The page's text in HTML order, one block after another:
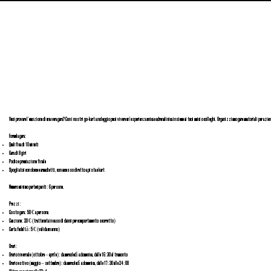
Vuoi provare l’emozione di una vera gara? Con i nostri go-kart a noleggio puoi vivere un’esperienza unica e adrenalinica insieme ai tuoi amici o colleghi. Organizziamo gare amatoriali per
Formula gara:
Qualifica di 10 minuti
Gara di 8 giri
Podio e premiazione finale
Spogliatoi con docce e armadietti, con accesso diretto a pista e kart
Numero minimo partecipanti: 6 persone.
Prezzi:
Costo gara: 50 € a persona
Cauzione: 20 € (trattenuta in caso di danni per comportamento scorretto)
Carta fedeltà: 5 € (valida un anno)
Orari:
Orario invernale (ottobre – aprile): da mercoledì a domenica, dalle 16:30 al tramonto
Orario estivo (maggio – settembre): da mercoledì a domenica, dalle 17:30 alle 24:00